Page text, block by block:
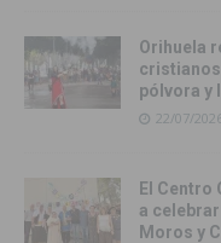
Orihuela
pólvora y
22/07/
El Centro
a
Moros y